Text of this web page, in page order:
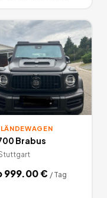
Brabus
999.00€ / Tag